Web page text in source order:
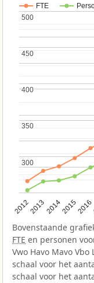
FTE
20122013201420152016
300
300
350
350
400
400
450
450
500
500
Bovenstaande
FTE en personen
Vwo Havo Mavo
schaal voor het
schaal voor het